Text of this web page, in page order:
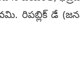
రిపబ్లిక్ డే